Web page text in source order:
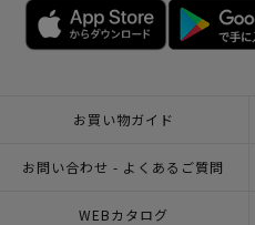
お買い物ガイド
お問い合わせ - よくあるご質問
WEBカタログ